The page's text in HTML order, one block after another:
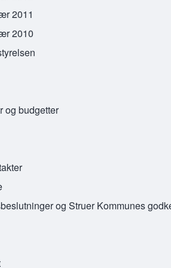
2011
2010
og budgetter
og Struer Kommunes